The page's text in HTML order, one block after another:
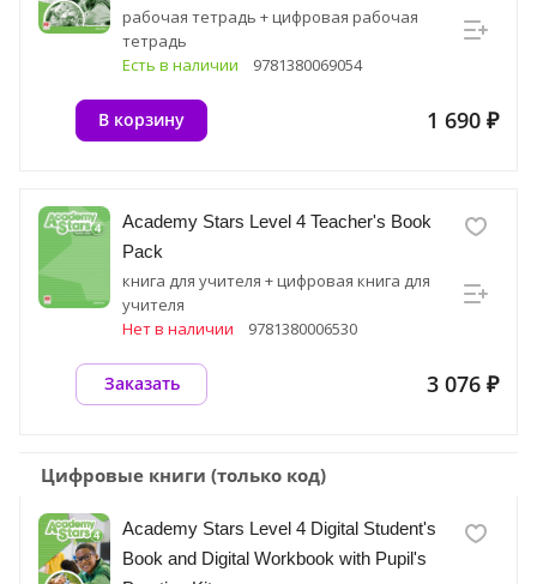
рабочая тетрадь + цифровая рабочая
тетрадь
Есть в наличии
9781380069054
1 690 ₽
В корзину
Academy Stars Level 4 Teacher's Book
Pack
книга для учителя + цифровая книга для
учителя
Нет в наличии
9781380006530
3 076 ₽
Заказать
Цифровые книги (только код)
Academy Stars Level 4 Digital Student's
Book and Digital Workbook with Pupil's